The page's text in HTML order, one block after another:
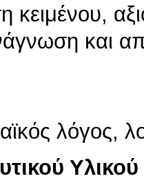
κειμένου,
και
λόγος,
Υλικού